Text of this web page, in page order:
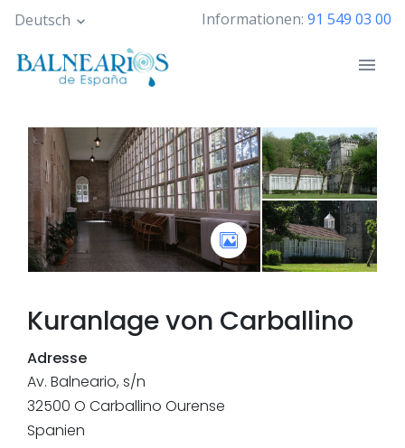
Skip
main
content
Deutsch Informationen: 91 549 03 00
Kuranlage von Carballino
Adresse
Av. Balneario, s/n
32500 O Carballino Ourense
Spanien